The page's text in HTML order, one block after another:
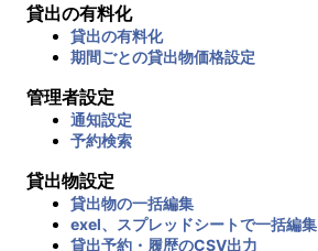
貸出の有料化
貸出の有料化
期間ごとの貸出物価格設定
管理者設定
通知設定
予約検索
貸出物設定
貸出物の一括編集
exel、スプレッドシートで一括編集
貸出予約・履歴のCSV出力